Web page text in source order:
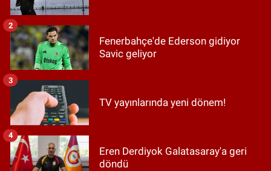
Fenerbahçe'de Ederson gidiyor
Savic geliyor
2
TV yayınlarında yeni dönem!
3
Eren Derdiyok Galatasaray'a geri
döndü
4